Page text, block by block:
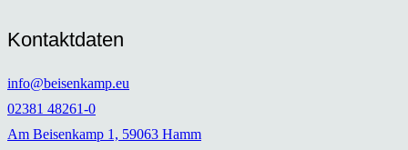
Kontaktdaten
info@beisenkamp.eu
02381 48261-0
Am Beisenkamp 1, 59063 Hamm